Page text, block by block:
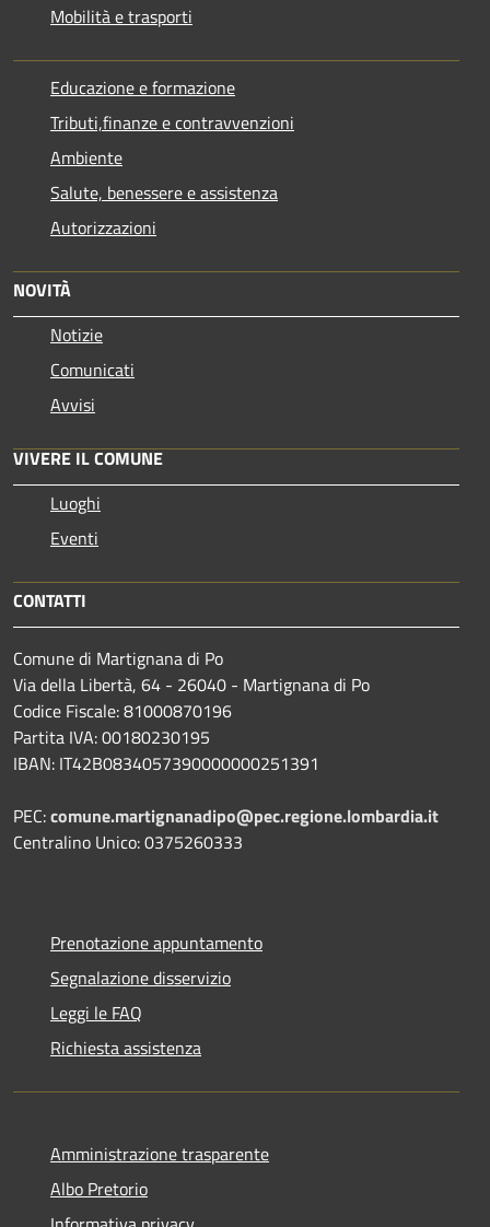
Mobilità e trasporti
Educazione e formazione
Tributi,finanze e contravvenzioni
Ambiente
Salute, benessere e assistenza
Autorizzazioni
NOVITÀ
Notizie
Comunicati
Avvisi
VIVERE IL COMUNE
Luoghi
Eventi
CONTATTI
Comune di Martignana di Po
Via della Libertà, 64 - 26040 - Martignana di Po
Codice Fiscale: 81000870196
Partita IVA: 00180230195
IBAN: IT42B0834057390000000251391
PEC:comune.martignanadipo@pec.regione.lombardia.it
Centralino Unico: 0375260333
Prenotazione appuntamento
Segnalazione disservizio
Leggi le FAQ
Richiesta assistenza
Amministrazione trasparente
Albo Pretorio